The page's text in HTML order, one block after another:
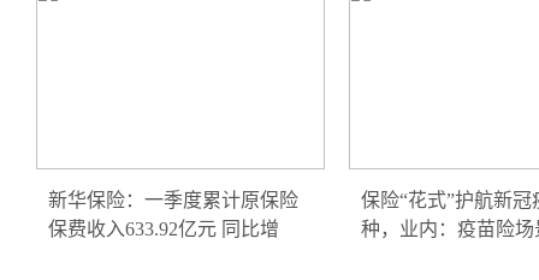
新华保险：一季度累计原保险
保费收入633.92亿元 同比增
保险“花式”护航新冠
种，业内：疫苗险场